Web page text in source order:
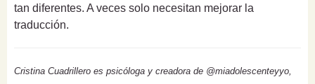
tan diferentes. A veces solo necesitan mejorar la
traducción.
Cristina Cuadrillero es psicóloga y creadora de @miadolescenteyyo,